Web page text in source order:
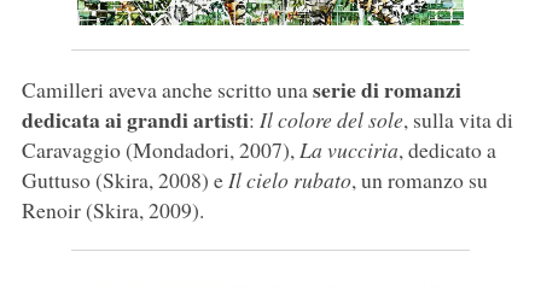
Camilleri aveva anche scritto unaserie di romanzi
dedicata ai grandi artisti: Il colore del sole, sulla vita di
Caravaggio (Mondadori, 2007),La vucciria, dedicato a
Guttuso (Skira, 2008) eIl cielo rubato, un romanzo su
Renoir (Skira, 2009).